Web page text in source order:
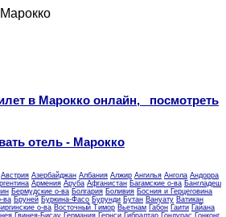
в Марокко онлайн, посмотреть
отель - Марокко
Австрия Азербайджан Албания Алжир Ангилья Ангола Андорра
Армения Аруба Афганистан Багамские о-ва Бангладеш
Бермудские о-ва Болгария Боливия Босния и Герцеговина
ва Бруней Буркина-Фасо Бурунди Бутан Вануату Ватикан
о-ва Восточный Тимор Вьетнам Габон Гаити Гайана
Гвинея-Бисау Германия Гернси Гибралтар Гондурас Гонконг